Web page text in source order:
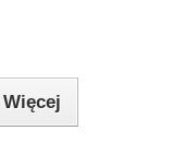
Więcej